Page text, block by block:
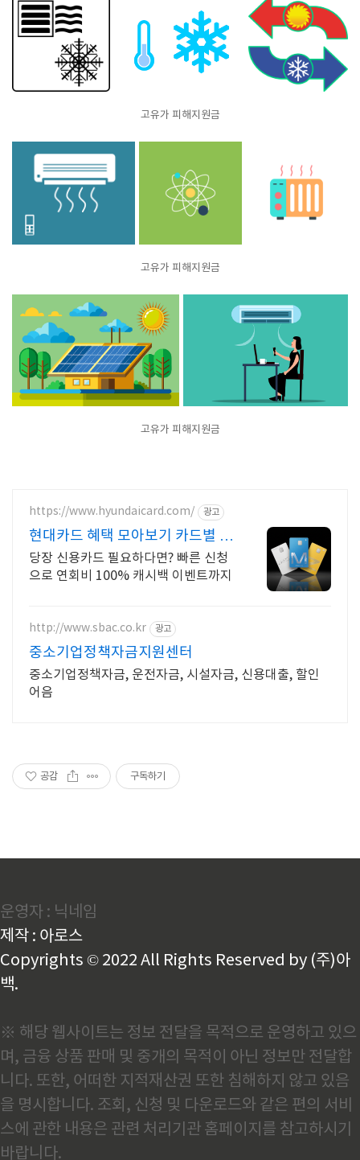
고유가 피해지원금
고유가 피해지원금
고유가 피해지원금
https://www.hyundaicard.com/ 광고
현대카드 혜택 모아보기 카드별 혜
택 비교
당장 신용카드 필요하다면? 빠른 신청
으로 연회비 100% 캐시백 이벤트까지
http://www.sbac.co.kr 광고
중소기업정책자금지원센터
중소기업정책자금, 운전자금, 시설자금, 신용대출, 할인
어음
공감 구독하기
운영자 : 닉네임
제작 : 아로스
Copyrights © 2022 All Rights Reserved by (주)아
백.
※ 해당 웹사이트는 정보 전달을 목적으로 운영하고 있으
며, 금융 상품 판매 및 중개의 목적이 아닌 정보만 전달합
니다. 또한, 어떠한 지적재산권 또한 침해하지 않고 있음
을 명시합니다. 조회, 신청 및 다운로드와 같은 편의 서비
스에 관한 내용은 관련 처리기관 홈페이지를 참고하시기
바랍니다.